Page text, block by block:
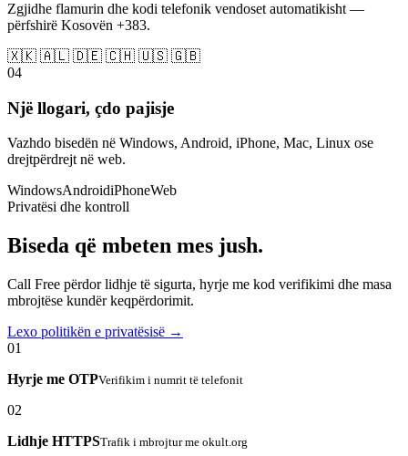
Zgjidhe flamurin dhe kodi telefonik vendoset automatikisht —
përfshirë Kosovën +383.
🇽🇰 🇦🇱 🇩🇪 🇨🇭 🇺🇸 🇬🇧
04
Një llogari, çdo pajisje
Vazhdo bisedën në Windows, Android, iPhone, Mac, Linux ose
drejtpërdrejt në web.
WindowsAndroidiPhoneWeb
Privatësi dhe kontroll
Biseda që mbeten mes jush.
Call Free përdor lidhje të sigurta, hyrje me kod verifikimi dhe masa
mbrojtëse kundër keqpërdorimit.
Lexo politikën e privatësisë →
01
Hyrje me OTPVerifikim i numrit të telefonit
02
Lidhje HTTPSTrafik i mbrojtur me okult.org